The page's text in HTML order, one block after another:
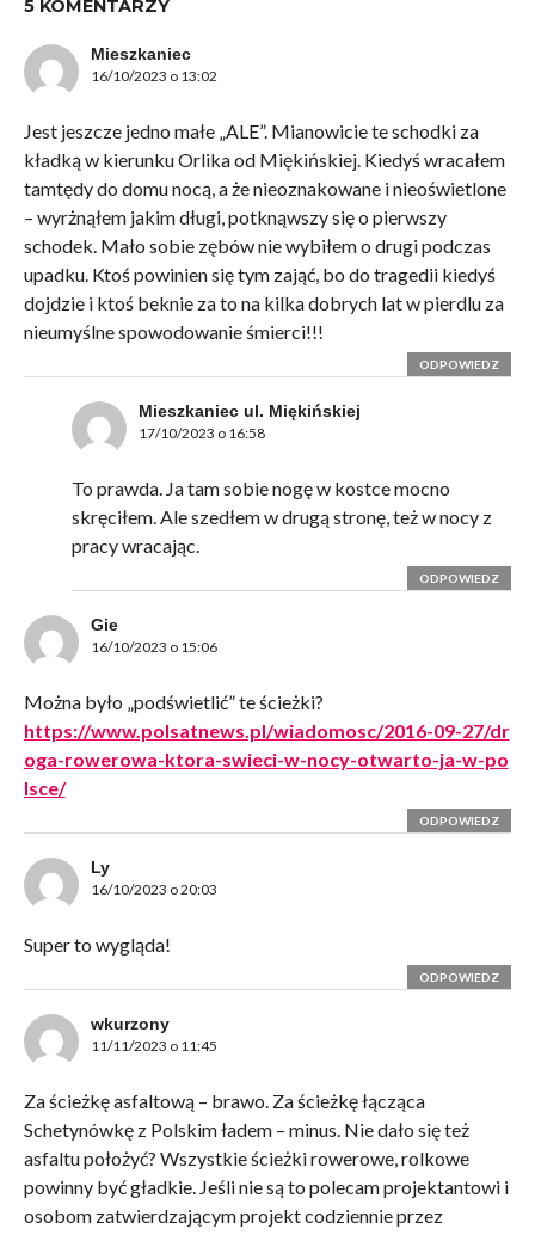
5 KOMENTARZY
Mieszkaniec
16/10/2023 o 13:02
Jest jeszcze jedno małe „ALE”. Mianowicie te schodki za
kładką w kierunku Orlika od Miękińskiej. Kiedyś wracałem
tamtędy do domu nocą, a że nieoznakowane i nieoświetlone
– wyrżnąłem jakim długi, potknąwszy się o pierwszy
schodek. Mało sobie zębów nie wybiłem o drugi podczas
upadku. Ktoś powinien się tym zająć, bo do tragedii kiedyś
dojdzie i ktoś beknie za to na kilka dobrych lat w pierdlu za
nieumyślne spowodowanie śmierci!!!
ODPOWIEDZ
Mieszkaniec ul. Miękińskiej
17/10/2023 o 16:58
To prawda. Ja tam sobie nogę w kostce mocno
skręciłem. Ale szedłem w drugą stronę, też w nocy z
pracy wracając.
ODPOWIEDZ
Gie
16/10/2023 o 15:06
Można było „podświetlić” te ścieżki?
https://www.polsatnews.pl/wiadomosc/2016-09-27/dr
oga-rowerowa-ktora-swieci-w-nocy-otwarto-ja-w-po
lsce/
ODPOWIEDZ
Ly
16/10/2023 o 20:03
Super to wygląda!
ODPOWIEDZ
wkurzony
11/11/2023 o 11:45
Za ścieżkę asfaltową – brawo. Za ścieżkę łącząca
Schetynówkę z Polskim ładem – minus. Nie dało się też
asfaltu położyć? Wszystkie ścieżki rowerowe, rolkowe
powinny być gładkie. Jeśli nie są to polecam projektantowi i
osobom zatwierdzającym projekt codziennie przez